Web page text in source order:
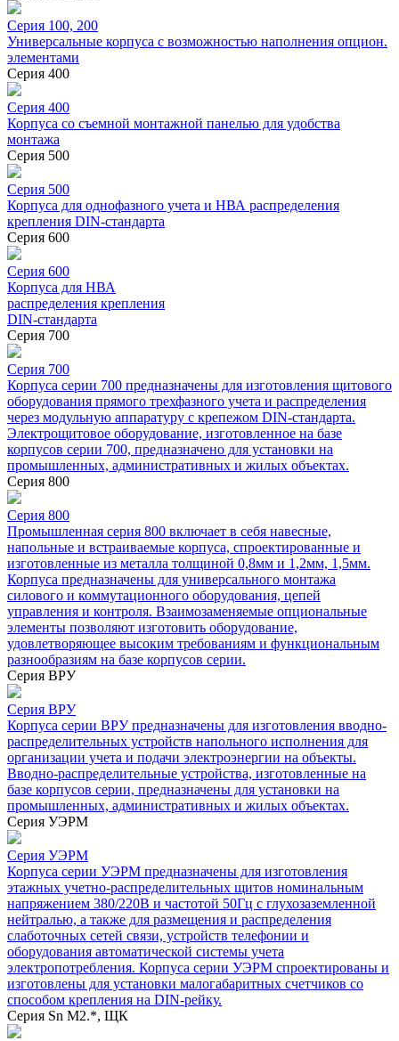
Серия 100, 200
Универсальные корпуса с возможностью наполнения опцион.
элементами
Серия 400
Серия 400
Корпуса со съемной монтажной панелью для удобства
монтажа
Серия 500
Серия 500
Корпуса для однофазного учета и НВА распределения
крепления DIN-стандарта
Серия 600
Серия 600
Корпуса для НВА
распределения крепления
DIN-стандарта
Серия 700
Серия 700
Корпуса серии 700 предназначены для изготовления щитового
оборудования прямого трехфазного учета и распределения
через модульную аппаратуру с крепежом DIN-стандарта.
Электрощитовое оборудование, изготовленное на базе
корпусов серии 700, предназначено для установки на
промышленных, административных и жилых объектах.
Серия 800
Серия 800
Промышленная серия 800 включает в себя навесные,
напольные и встраиваемые корпуса, спроектированные и
изготовленные из металла толщиной 0,8мм и 1,2мм, 1,5мм.
Корпуса предназначены для универсального монтажа
силового и коммутационного оборудования, цепей
управления и контроля. Взаимозаменяемые опциональные
элементы позволяют изготовить оборудование,
удовлетворяющее высоким требованиям и функциональным
разнообразиям на базе корпусов серии.
Серия ВРУ
Серия ВРУ
Корпуса серии ВРУ предназначены для изготовления вводно-
распределительных устройств напольного исполнения для
организации учета и подачи электроэнергии на объекты.
Вводно-распределительные устройства, изготовленные на
базе корпусов серии, предназначены для установки на
промышленных, административных и жилых объектах.
Серия УЭРМ
Серия УЭРМ
Корпуса серии УЭРМ предназначены для изготовления
этажных учетно-распределительных щитов номинальным
напряжением 380/220В и частотой 50Гц с глухозаземленной
нейтралью, а также для размещения и распределения
слаботочных сетей связи, устройств телефонии и
оборудования автоматической системы учета
электропотребления. Корпуса серии УЭРМ спроектированы и
изготовлены для установки малогабаритных счетчиков со
способом крепления на DIN-рейку.
Серия Sn М2.*, ЩК